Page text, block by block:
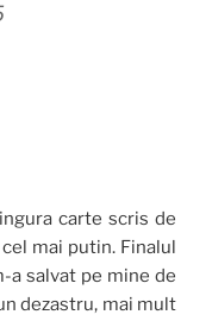
carte scris de
mai putin. Finalul
a salvat pe mine de
dezastru, mai mult